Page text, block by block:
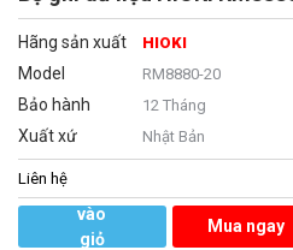
Hãng sản xuất HIOKI
Model RM8880-20
Bảo hành 12 Tháng
Xuất xứ Nhật Bản
Liên hệ
vào
giỏ
Mua ngay